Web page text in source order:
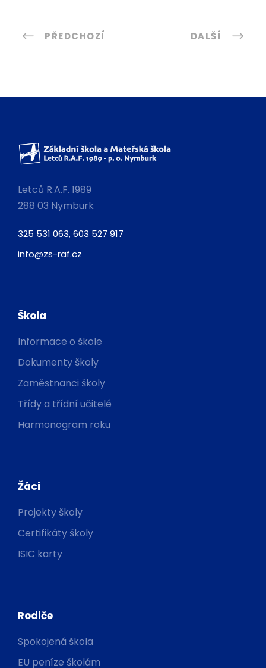
PŘEDCHOZÍ DALŠÍ
Letců R.A.F. 1989
288 03 Nymburk
325 531 063, 603 527 917
info@zs-raf.cz
Škola
Informace o škole
Dokumenty školy
Zaměstnanci školy
Třídy a třídní učitelé
Harmonogram roku
Žáci
Projekty školy
Certifikáty školy
ISIC karty
Rodiče
Spokojená škola
EU peníze školám